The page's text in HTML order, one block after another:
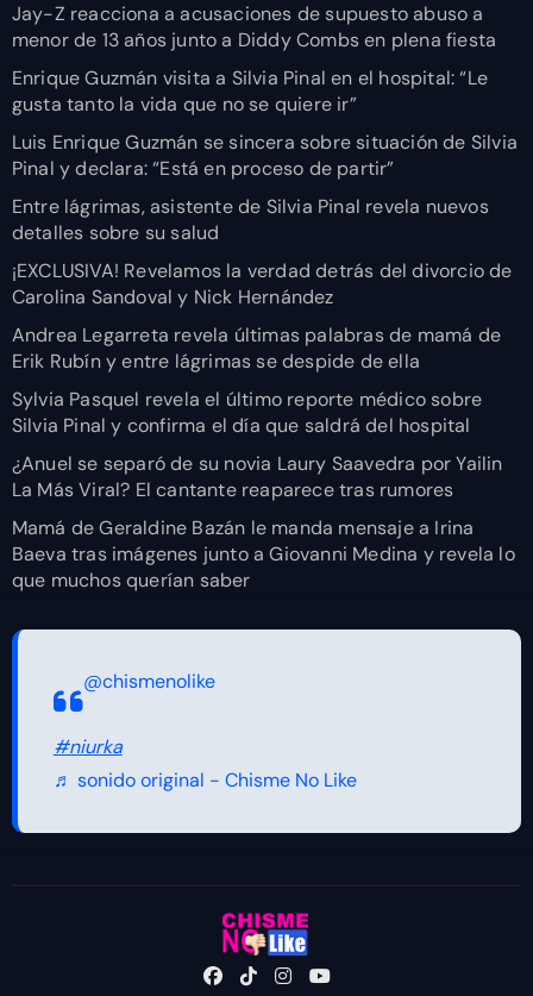
Jay-Z reacciona a acusaciones de supuesto abuso a
menor de 13 años junto a Diddy Combs en plena fiesta
Enrique Guzmán visita a Silvia Pinal en el hospital: “Le
gusta tanto la vida que no se quiere ir”
Luis Enrique Guzmán se sincera sobre situación de Silvia
Pinal y declara: “Está en proceso de partir”
Entre lágrimas, asistente de Silvia Pinal revela nuevos
detalles sobre su salud
¡EXCLUSIVA! Revelamos la verdad detrás del divorcio de
Carolina Sandoval y Nick Hernández
Andrea Legarreta revela últimas palabras de mamá de
Erik Rubín y entre lágrimas se despide de ella
Sylvia Pasquel revela el último reporte médico sobre
Silvia Pinal y confirma el día que saldrá del hospital
¿Anuel se separó de su novia Laury Saavedra por Yailin
La Más Viral? El cantante reaparece tras rumores
Mamá de Geraldine Bazán le manda mensaje a Irina
Baeva tras imágenes junto a Giovanni Medina y revela lo
que muchos querían saber
@chismenolike
#niurka
♬ sonido original - Chisme No Like